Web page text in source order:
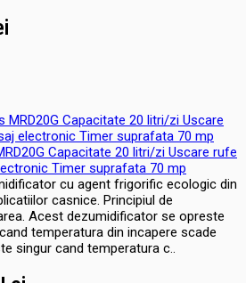
Capacitate 20 litri/zi Uscare rufe
Timer suprafata 70 mp
cu agent frigorific ecologic din
casnice. Principiul de
Acest dezumidificator se opreste
temperatura din incapere scade
singur cand temperatura c..